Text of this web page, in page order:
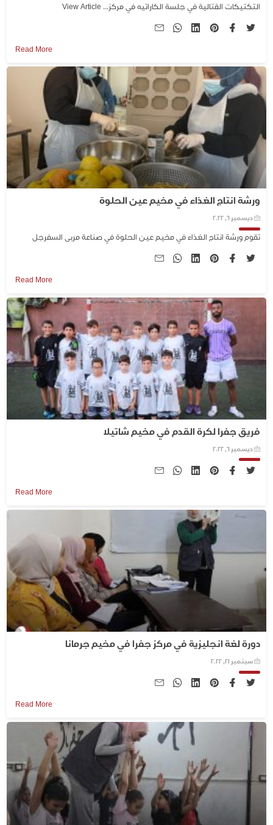
التكتيكات القتالية في جلسة الكاراتيه في مركز... View Article
Read More
ورشة انتاج الغذاء في مخيم عين الحلوة
ديسمبر 6, 2022
تقوم ورشة انتاج الغذاء في مخيم عين الحلوة في صناعة مربى السفرجل
Read More
فريق جفرا لكرة القدم في مخيم شاتيلا
ديسمبر 6, 2022
Read More
دورة لغة انجليزية في مركز جفرا في مخيم جرمانا
سبتمبر 21, 2022
Read More